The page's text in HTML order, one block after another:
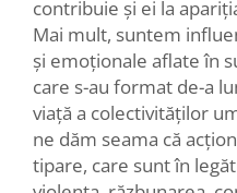
contribuie și ei la
Mai mult, suntem
și emoționale aflate în
care s-au format de-a
viață a colectivităților
ne dăm seama că
tipare, care sunt în